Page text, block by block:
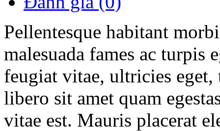
Pellentesque habitant
malesuada fames ac turpis
feugiat vitae, ultricies eget,
libero sit amet quam
vitae est. Mauris placerat